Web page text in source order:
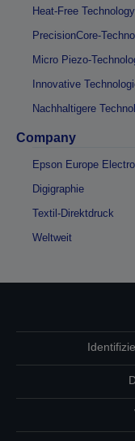
Heat-Free Technology
PrecisionCore-
Micro Piezo-
Innovative
Nachhaltigere
Company
Epson Europe
Digigraphie
Textil-Direktdruck
Weltweit